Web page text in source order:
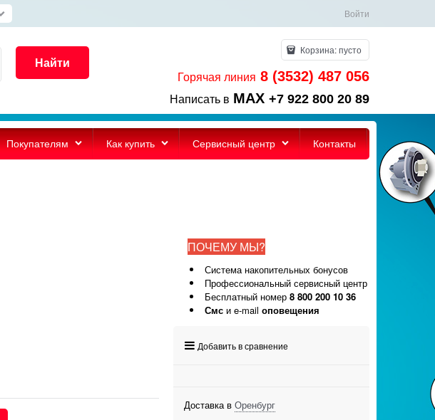
Войти
Найти
Корзина:пусто
Горячая линия 8 (3532) 487 056
Написать в MAX +7 922 800 20 89
Покупателям Как купить Сервисный центр Контакты
ПОЧЕМУ МЫ?
Система накопительных бонусов
Профессиональный сервисный центр
Бесплатный номер 8 800 200 10 36
Смс и e-mail оповещения
Добавить в сравнение
Доставка в Оренбург